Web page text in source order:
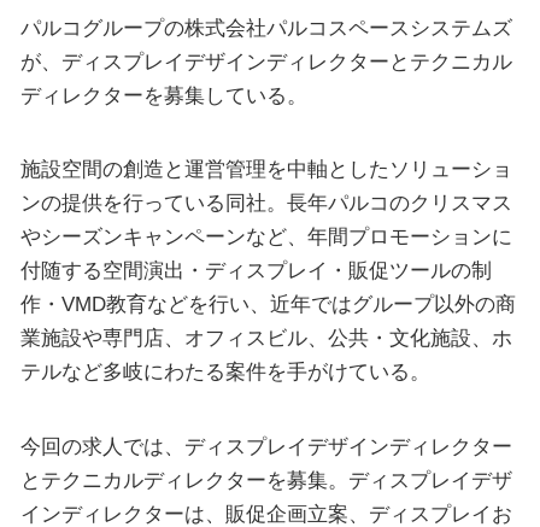
パルコグループの株式会社パルコスペースシステムズ
が、ディスプレイデザインディレクターとテクニカル
ディレクターを募集している。
施設空間の創造と運営管理を中軸としたソリューショ
ンの提供を行っている同社。長年パルコのクリスマス
やシーズンキャンペーンなど、年間プロモーションに
付随する空間演出・ディスプレイ・販促ツールの制
作・VMD教育などを行い、近年ではグループ以外の商
業施設や専門店、オフィスビル、公共・文化施設、ホ
テルなど多岐にわたる案件を手がけている。
今回の求人では、ディスプレイデザインディレクター
とテクニカルディレクターを募集。ディスプレイデザ
インディレクターは、販促企画立案、ディスプレイお